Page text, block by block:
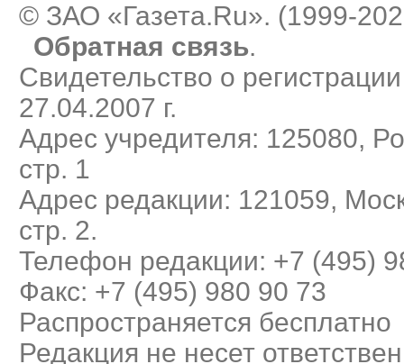
© ЗАО «Газета.Ru». (1999-
Обратная связь.
Свидетельство о
27.04.2007 г.
Адрес учредителя: 125080,
стр. 1
Адрес редакции: 121059,
стр. 2.
Телефон редакции: +7 (495)
Факс: +7 (495) 980 90 73
Распространяется бесплатно
Редакция не несет